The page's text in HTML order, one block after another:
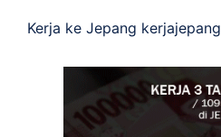
Kerja ke Jepang